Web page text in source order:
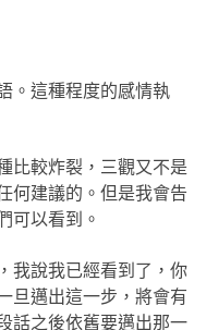
。這種程度的感情執
比較炸裂，三觀又不是
何建議的。但是我會告
可以看到。
我說我已經看到了，你
旦邁出這一步，將會有
話之後依舊要邁出那一